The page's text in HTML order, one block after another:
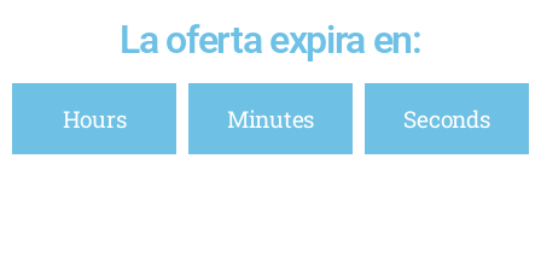
La oferta expira en:
Hours Minutes Seconds